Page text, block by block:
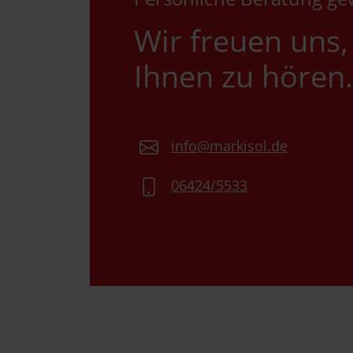
Wir freuen
Ihnen zu hören.
info@markisol.de
06424/5533